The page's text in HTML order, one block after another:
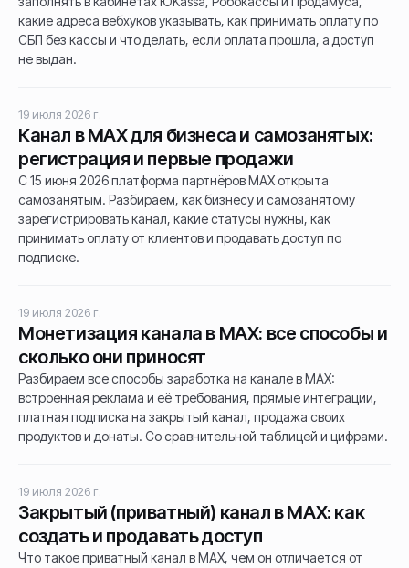
какие адреса вебхуков указывать, как принимать оплату по
СБП без кассы и что делать, если оплата прошла, а доступ
не выдан.
19 июля 2026 г.
Канал в MAX для бизнеса и самозанятых:
регистрация и первые продажи
С 15 июня 2026 платформа партнёров MAX открыта
самозанятым. Разбираем, как бизнесу и самозанятому
зарегистрировать канал, какие статусы нужны, как
принимать оплату от клиентов и продавать доступ по
подписке.
19 июля 2026 г.
Монетизация канала в MAX: все способы и
сколько они приносят
Разбираем все способы заработка на канале в MAX:
встроенная реклама и её требования, прямые интеграции,
платная подписка на закрытый канал, продажа своих
продуктов и донаты. Со сравнительной таблицей и цифрами.
19 июля 2026 г.
Закрытый (приватный) канал в MAX: как
создать и продавать доступ
Что такое приватный канал в MAX, чем он отличается от